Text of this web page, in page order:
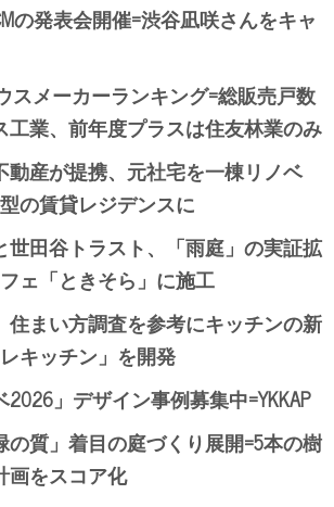
の発表会開催=渋谷凪咲さんをキャ
スメーカーランキング=総販売戸数
工業、前年度プラスは住友林業のみ
動産が提携、元社宅を一棟リノベ
の賃貸レジデンスに
世田谷トラスト、「雨庭」の実証拡
ェ「ときそら」に施工
住まい方調査を参考にキッチンの新
キッチン」を開発
2026」デザイン事例募集中=YKKAP
質」着目の庭づくり展開=5本の樹
画をスコア化